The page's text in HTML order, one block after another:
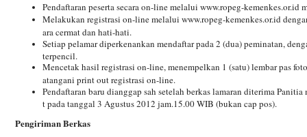
Pendaftaran peserta secaraon-linemelalui www.ropeg-kemenkes.or.id
Melakukan registrasi on-line melalui www.ropeg-kemenkes.or.id
ara cermat dan hati-hati.
Setiap pelamar diperkenankan mendaftar pada 2 (dua) peminatan,
terpencil.
Mencetak hasil registrasi on-line, menempelkan 1 (satu) lembar pas
atangani print out registrasi on-line.
Pendaftaran baru dianggap sah setelah berkas lamaran diterima
t pada tanggal 3 Agustus 2012 jam.15.00 WIB (bukan cap pos).
Pengiriman Berkas